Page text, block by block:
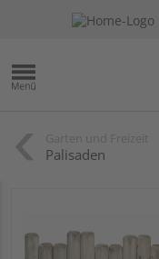
Palisaden